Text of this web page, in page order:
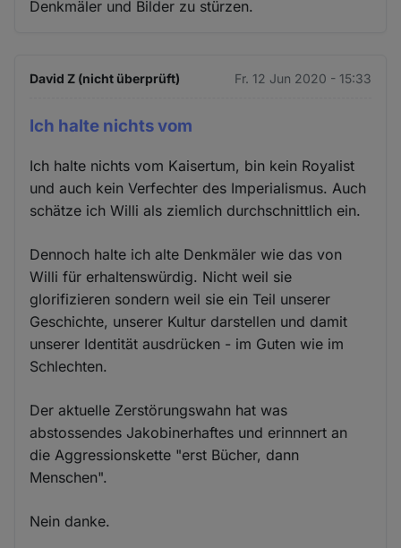
Denkmäler und Bilder zu stürzen.
David Z (nicht überprüft) Fr. 12 Jun 2020 - 15:33
Ich halte nichts vom
Ich halte nichts vom Kaisertum, bin kein Royalist
und auch kein Verfechter des Imperialismus. Auch
schätze ich Willi als ziemlich durchschnittlich ein.
Dennoch halte ich alte Denkmäler wie das von
Willi für erhaltenswürdig. Nicht weil sie
glorifizieren sondern weil sie ein Teil unserer
Geschichte, unserer Kultur darstellen und damit
unserer Identität ausdrücken - im Guten wie im
Schlechten.
Der aktuelle Zerstörungswahn hat was
abstossendes Jakobinerhaftes und erinnnert an
die Aggressionskette "erst Bücher, dann
Menschen".
Nein danke.